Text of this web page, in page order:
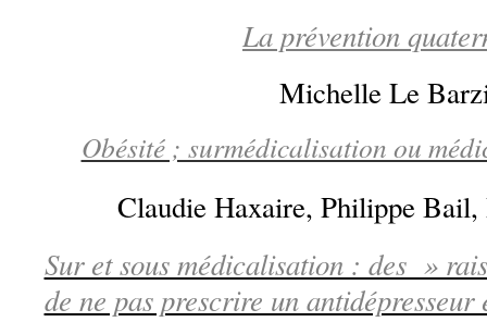
La prévention
Michelle Le
Obésité ; surmédicalisation ou
Claudie Haxaire, Philippe Bail,
Sur et sous médicalisation : des »
de ne pas prescrire un antidépresseur